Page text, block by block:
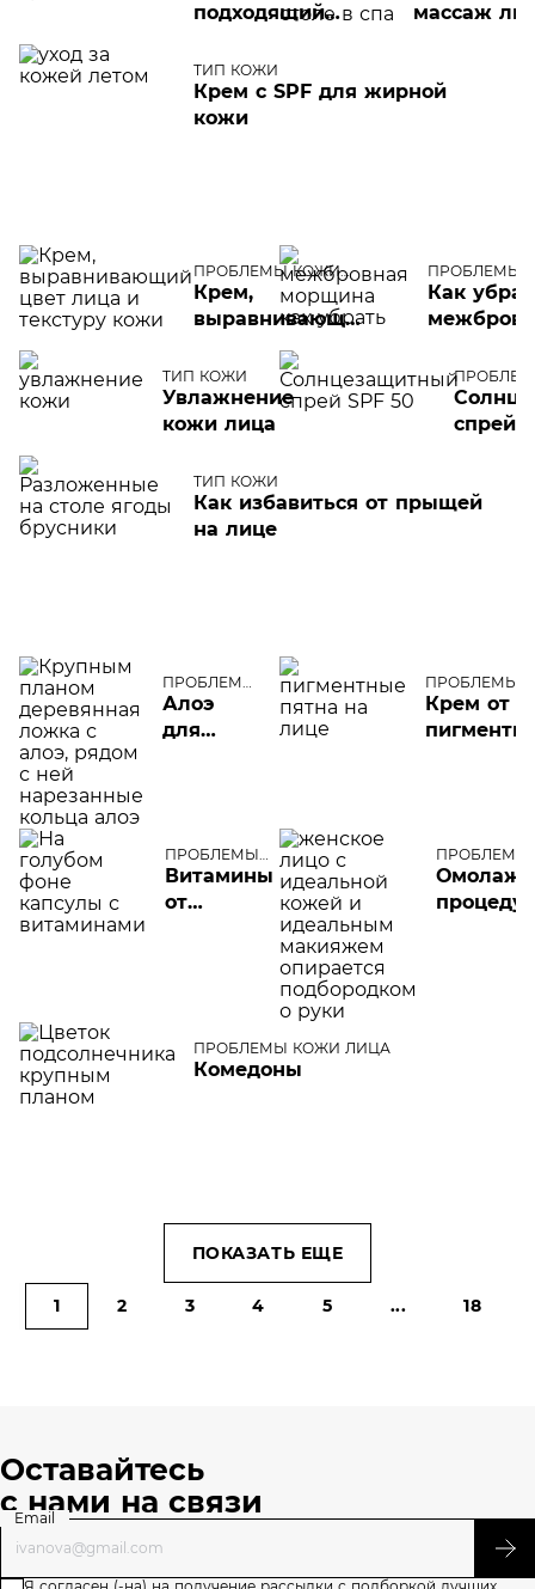
морщин
подходящий
крем для лица
массаж
ТИП КОЖИ
Крем с SPF для жирной
кожи
ПРОБЛЕМЫ КОЖИ
ЛИЦА
Крем,
выравнивающий
цвет лица и
текстуру кожи
ПРОБЛЕМЫ
КОЖИ ЛИЦА
Как
ТИП КОЖИ
Увлажнение
кожи лица
ЛИЦА
спрей
ТИП КОЖИ
Как избавиться от прыщей
на лице
ПРОБЛЕМЫ
КОЖИ
ЛИЦА
Алоэ
для
ПРОБЛЕМЫ
КОЖИ ЛИЦА
Крем от
ПРОБЛЕМЫ
КОЖИ ЛИЦА
Витамины
от
ПРОБЛЕМЫ
ЛИЦА
ПРОБЛЕМЫ КОЖИ ЛИЦА
Комедоны
1 2 3 4 5 ... 18
ПОКАЗАТЬ ЕЩЕ
Оставайтесь
с нами на связи
Email